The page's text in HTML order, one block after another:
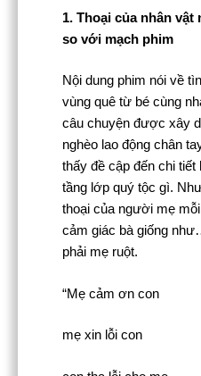
1. Thoại của nhân
so với mạch phim
Nội dung phim nói về
vùng quê từ bé cùng
câu chuyện được xây
nghèo lao động chân
thấy đề cập đến chi
tầng lớp quý tộc gì.
thoại của người mẹ
cảm giác bà giống
phải mẹ ruột.
“Mẹ cảm ơn con
mẹ xin lỗi con